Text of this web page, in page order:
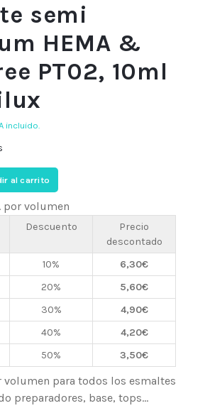
semi
HEMA &
PT02, 10ml
incluido.
al carrito
por volumen
Descuento
Precio
descontado
10% 6,30€
20% 5,60€
30% 4,90€
40% 4,20€
50% 3,50€
volumen para todos los esmaltes
preparadores, base, tops...